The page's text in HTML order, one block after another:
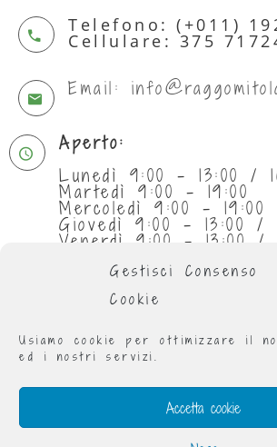
Gestisci Consenso
Cookie
Usiamo cookie per ottimizzare il
ed i nostri servizi.
Accetta cookie
Telefono: (+011)
Cellulare: 375
Email:
Aperto:
Lunedì 9:00 - 13:00 /
Martedì 9:00 - 19:00
Mercoledì 9:00 - 19:00
Giovedì 9:00 - 13:00 /
Venerdì 9:00 - 13:00 /